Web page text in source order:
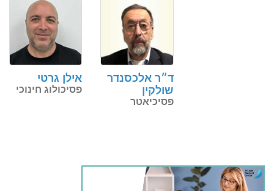
אילן גרטי
פסיכולוג חינוכי
ד״ר אלכסנדר
שולקין
פסיכיאטר